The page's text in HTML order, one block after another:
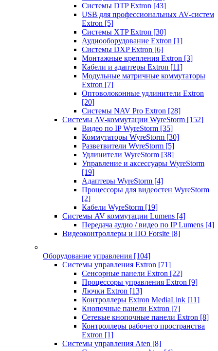
Системы DTP Extron [43]
USB для профессиональных AV-систем
Extron [5]
Системы XTP Extron [30]
Аудиооборудование Extron [1]
Системы DXP Extron [6]
Монтажные крепления Extron [3]
Кабели и адаптеры Extron [11]
Модульные матричные коммутаторы
Extron [7]
Оптоволоконные удлинители Extron
[20]
Системы NAV Pro Extron [28]
Системы AV-коммутации WyreStorm [152]
Видео по IP WyreStorm [35]
Коммутаторы WyreStorm [30]
Разветвители WyreStorm [5]
Удлинители WyreStorm [38]
Управление и аксессуары WyreStorm
[19]
Адаптеры WyreStorm [4]
Процессоры для видеостен WyreStorm
[2]
Кабели WyreStorm [19]
Системы AV коммутации Lumens [4]
Передача аудио / видео по IP Lumens [4]
Видеоконтроллеры и ПО Forsite [8]
Оборудование управления [104]
Системы управления Extron [71]
Сенсорные панели Extron [22]
Процессоры управления Extron [9]
Лючки Extron [13]
Контроллеры Extron MediaLink [11]
Кнопочные панели Extron [7]
Сетевые кнопочные панели Extron [8]
Контроллеры рабочего пространства
Extron [1]
Системы управления Aten [8]